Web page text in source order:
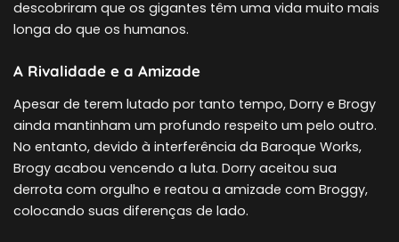
descobriram que os gigantes têm uma vida muito mais
longa do que os humanos.
A Rivalidade e a Amizade
Apesar de terem lutado por tanto tempo, Dorry e Brogy
ainda mantinham um profundo respeito um pelo outro.
No entanto, devido à interferência da Baroque Works,
Brogy acabou vencendo a luta. Dorry aceitou sua
derrota com orgulho e reatou a amizade com Broggy,
colocando suas diferenças de lado.